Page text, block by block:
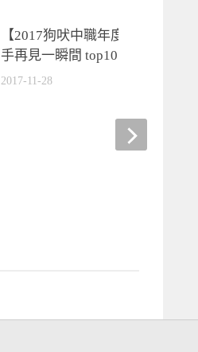
【2017狗吠中職年度大賞10-9】揮
手再見一瞬間 top10
2017-11-28